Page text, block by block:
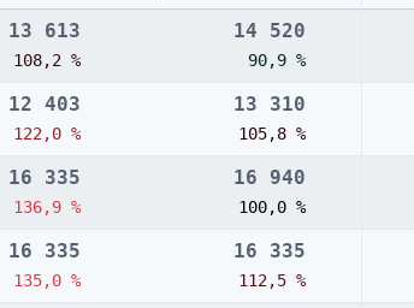
13 613
108,2 %
14 520
90,9 %
12 403
122,0 %
13 310
105,8 %
16 335
136,9 %
16 940
100,0 %
16 335
135,0 %
16 335
112,5 %